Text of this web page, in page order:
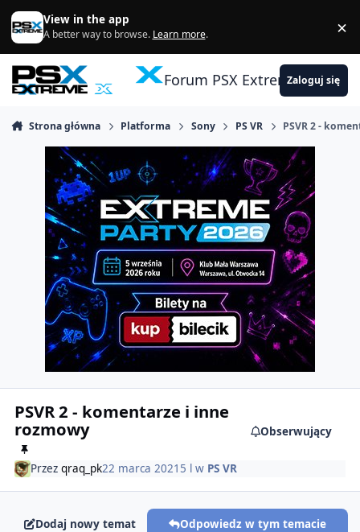
Skocz do zawartości
View in the app
A better way to browse. Learn more. ×
Forum PSX ExtremeZaloguj się
Strona główna Platforma Sony PS VR PSVR 2 -
PSVR 2 - komentarze i inne
rozmowy Obserwujący
Przez qraq_pk22 marca 2021 5 l w PS VR
Dodaj nowy temat Odpowiedz w tym temacie